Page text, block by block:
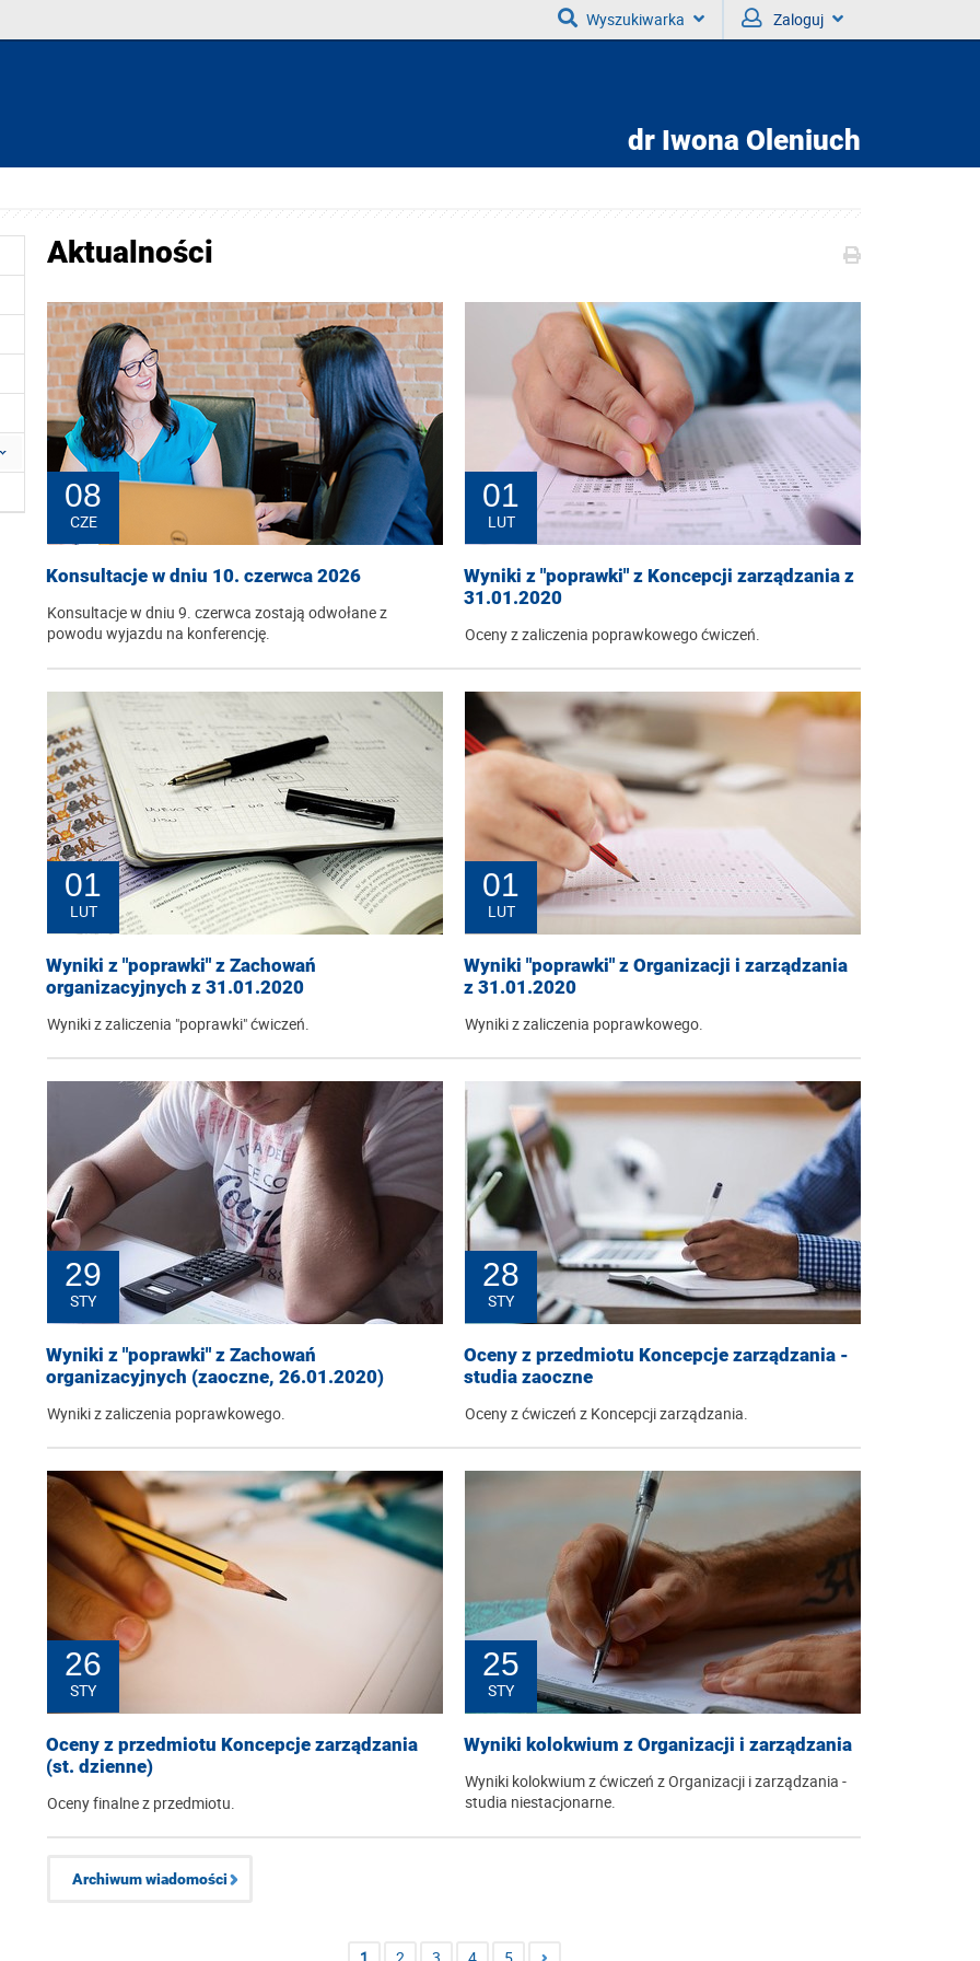
Wyszukiwarka Zaloguj
dr Iwona Oleniuch
Aktualności
08
CZE
Konsultacje w dniu 10. czerwca 2026
Konsultacje w dniu 9. czerwca zostają odwołane z
powodu wyjazdu na konferencję.
01
LUT
Wyniki z "poprawki" z Koncepcji zarządzania z
31.01.2020
Oceny z zaliczenia poprawkowego ćwiczeń.
01
LUT
Wyniki z "poprawki" z Zachowań
organizacyjnych z 31.01.2020
Wyniki z zaliczenia "poprawki" ćwiczeń.
01
LUT
Wyniki "poprawki" z Organizacji i zarządzania
z 31.01.2020
Wyniki z zaliczenia poprawkowego.
29
STY
Wyniki z "poprawki" z Zachowań
organizacyjnych (zaoczne, 26.01.2020)
Wyniki z zaliczenia poprawkowego.
28
STY
Oceny z przedmiotu Koncepcje zarządzania -
studia zaoczne
Oceny z ćwiczeń z Koncepcji zarządzania.
26
STY
Oceny z przedmiotu Koncepcje zarządzania
(st. dzienne)
Oceny finalne z przedmiotu.
25
STY
Wyniki kolokwium z Organizacji i zarządzania
Wyniki kolokwium z ćwiczeń z Organizacji i zarządzania -
studia niestacjonarne.
Archiwum wiadomości